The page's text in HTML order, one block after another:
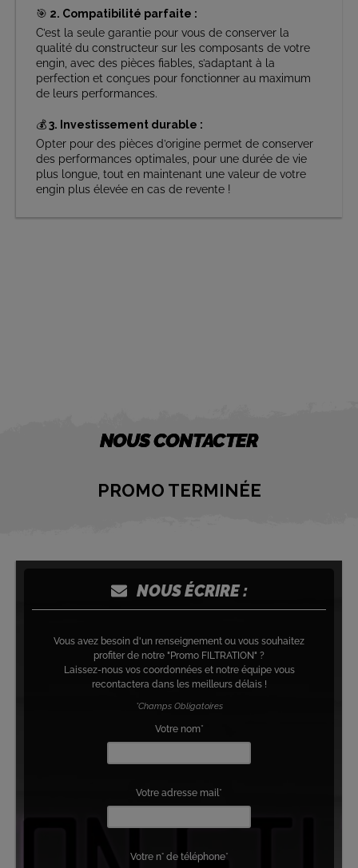
🎯 2. Compatibilité parfaite :
C’est la seule garantie pour vous de conserver la
qualité du constructeur sur les composants de votre
engin, avec des pièces fiables, s’adaptant à la
perfection et conçues pour fonctionner au maximum
de leurs performances.
💰3. Investissement durable :
Opter pour des pièces d’origine permet de conserver
des performances optimales, pour une durée de vie
plus longue, tout en maintenant une valeur de votre
engin plus élevée en cas de revente !
NOUS CONTACTER
PROMO TERMINÉE
NOUS ÉCRIRE :
Vous avez besoin d'un renseignement ou vous souhaitez
profiter de notre "Promo FILTRATION" ?
Laissez-nous vos coordonnées et notre équipe vous
recontactera dans les meilleurs délais !
*Champs Obligatoires
Votre nom*
Votre adresse mail*
Votre n° de téléphone*